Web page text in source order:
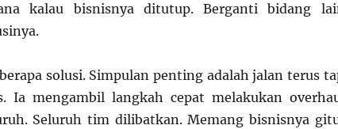
kalau bisnisnya ditutup. Berganti bidang
solusi. Simpulan penting adalah jalan terus
Ia mengambil langkah cepat melakukan
Seluruh tim dilibatkan. Memang bisnisnya